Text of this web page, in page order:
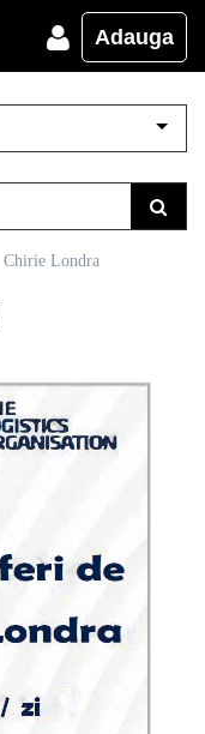
Adauga
Chirie Londra